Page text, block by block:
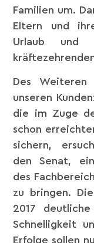
Familien um.
Eltern und
Urlaub und
Des
unseren
die im Zuge
schon
sichern,
den Senat,
des
zu bringen.
2017
Schnelligkeit
Erfolge sollen